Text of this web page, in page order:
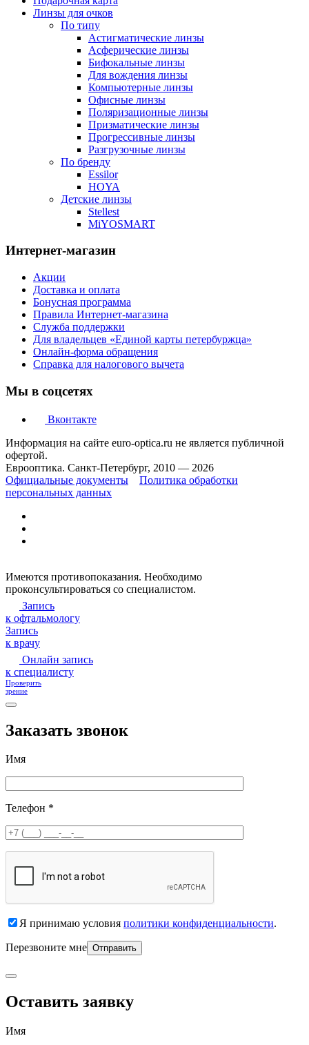
Линзы для очков
По типу
Астигматические линзы
Асферические линзы
Бифокальные линзы
Для вождения линзы
Компьютерные линзы
Офисные линзы
Поляризационные линзы
Призматические линзы
Прогрессивные линзы
Разгрузочные линзы
По бренду
Essilor
HOYA
Детские линзы
Stellest
MiYOSMART
Интернет-магазин
Акции
Доставка и оплата
Бонусная программа
Правила Интернет-магазина
Служба поддержки
Для владельцев «Единой карты петербуржца»
Онлайн-форма обращения
Справка для налогового вычета
Мы в соцсетях
Вконтакте
Информация на сайте euro-optica.ru не является публичной
офертой.
Еврооптика. Санкт-Петербург, 2010 — 2026
Официальные документы
Политика обработки
персональных данных
Имеются противопоказания. Необходимо
проконсультироваться со специалистом.
Запись
к офтальмологу
Запись
к врачу
Онлайн запись
к специалисту
Проверить
зрение
Заказать звонок
Имя
Телефон *
Я принимаю условия политики конфиденциальности.
Перезвоните мне
Оставить заявку
Имя